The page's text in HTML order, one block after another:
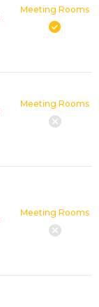
Meeting Rooms
Meeting Rooms
Meeting Rooms